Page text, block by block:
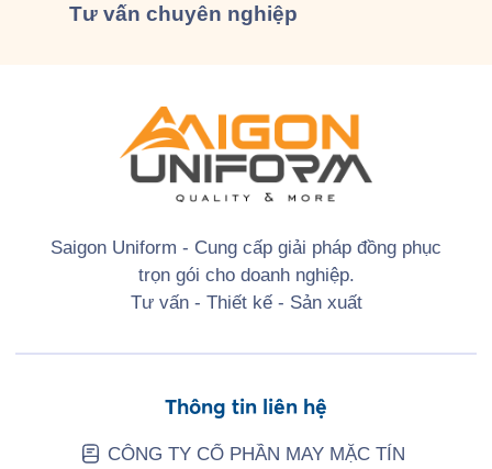
Tư vấn chuyên nghiệp
Saigon Uniform - Cung cấp giải pháp đồng phục
trọn gói cho doanh nghiệp.
Tư vấn - Thiết kế - Sản xuất
Thông tin liên hệ
CÔNG TY CỔ PHẦN MAY MẶC TÍN